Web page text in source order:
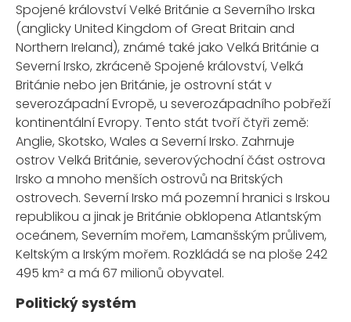
Spojené království Velké Británie a Severního Irska
(anglicky United Kingdom of Great Britain and
Northern Ireland), známé také jako Velká Británie a
Severní Irsko, zkráceně Spojené království, Velká
Británie nebo jen Británie, je ostrovní stát v
severozápadní Evropě, u severozápadního pobřeží
kontinentální Evropy. Tento stát tvoří čtyři země:
Anglie, Skotsko, Wales a Severní Irsko. Zahrnuje
ostrov Velká Británie, severovýchodní část ostrova
Irsko a mnoho menších ostrovů na Britských
ostrovech. Severní Irsko má pozemní hranici s Irskou
republikou a jinak je Británie obklopena Atlantským
oceánem, Severním mořem, Lamanšským průlivem,
Keltským a Irským mořem. Rozkládá se na ploše 242
495 km² a má 67 milionů obyvatel.
Politický systém